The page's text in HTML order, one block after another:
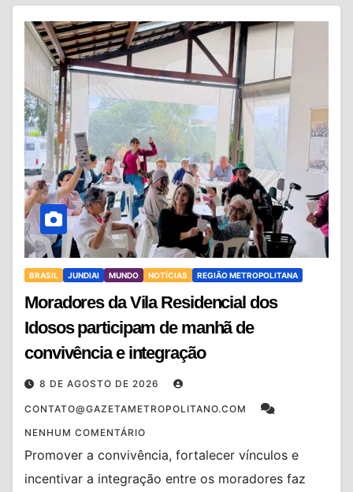
BRASIL JUNDIAI MUNDO NOTÍCIAS REGIÃO METROPOLITANA
Moradores da Vila Residencial dos
Idosos participam de manhã de
convivência e integração
8 DE AGOSTO DE 2026
CONTATO@GAZETAMETROPOLITANO.COM
NENHUM COMENTÁRIO
Promover a convivência, fortalecer vínculos e
incentivar a integração entre os moradores faz